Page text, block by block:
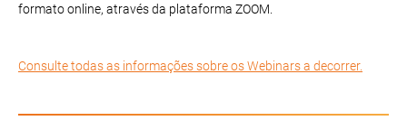
formato online, através da plataforma ZOOM.
Consulte todas as informações sobre os Webinars a decorrer.